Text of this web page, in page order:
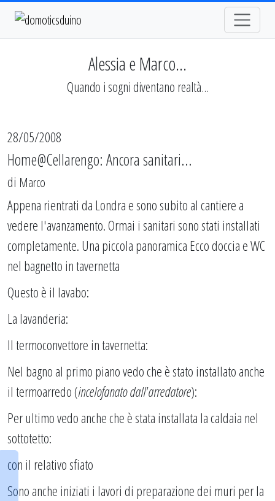
Alessia e Marco...
Quando i sogni diventano realtà...
28/05/2008
Home@Cellarengo: Ancora sanitari...
di Marco
Appena rientrati da Londra e sono subito al cantiere a
vedere l'avanzamento. Ormai i sanitari sono stati installati
completamente. Una piccola panoramica Ecco doccia e WC
nel bagnetto in tavernetta
Questo è il lavabo:
La lavanderia:
Il termoconvettore in tavernetta:
Nel bagno al primo piano vedo che è stato installato anche
il termoarredo (incelofanato dall'arredatore):
Per ultimo vedo anche che è stata installata la caldaia nel
sottotetto:
con il relativo sfiato
Sono anche iniziati i lavori di preparazione dei muri per la